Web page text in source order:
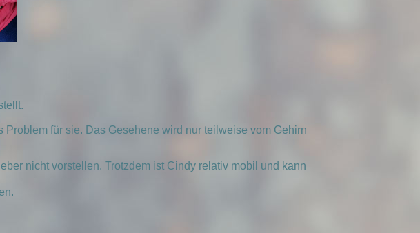
Problem für sie. Das Gesehene wird nur teilweise vom Gehirn
nicht vorstellen. Trotzdem ist Cindy relativ mobil und kann